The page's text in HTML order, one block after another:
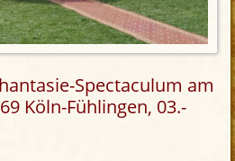
Spectaculum am
Köln-Fühlingen, 03.-